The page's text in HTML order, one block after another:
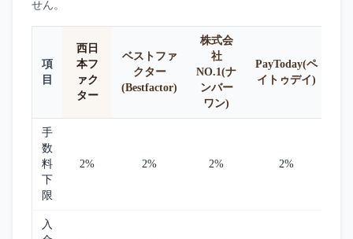
せん。
項
目
西日
本フ
ァク
ター
ベストファ
クター
(Bestfactor)
株式会
社
NO.1(ナ
ンバー
ワン)
PayToday(ペ
イトゥデイ)
手
数
料
下
限
2% 2% 2% 2%
入